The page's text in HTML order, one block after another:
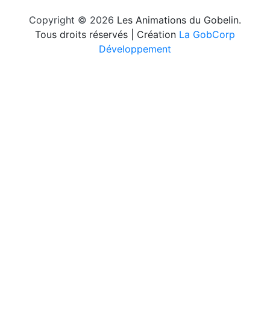
Copyright © 2026 Les Animations du Gobelin.
Tous droits réservés
| Création La GobCorp
Développement